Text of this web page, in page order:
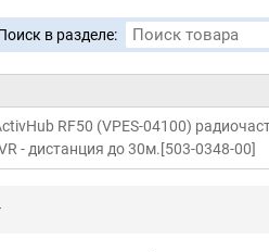
в разделе:
RF50 (VPES-04100)
- дистанция до 30м.[503-0348-00]